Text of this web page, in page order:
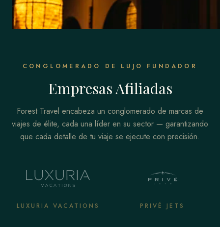
CONGLOMERADO DE LUJO FUNDADOR
Empresas Afiliadas
Forest Travel encabeza un conglomerado de marcas de
viajes de élite, cada una líder en su sector — garantizando
que cada detalle de tu viaje se ejecute con precisión.
LUXURIA VACATIONS PRIVÉ JETS